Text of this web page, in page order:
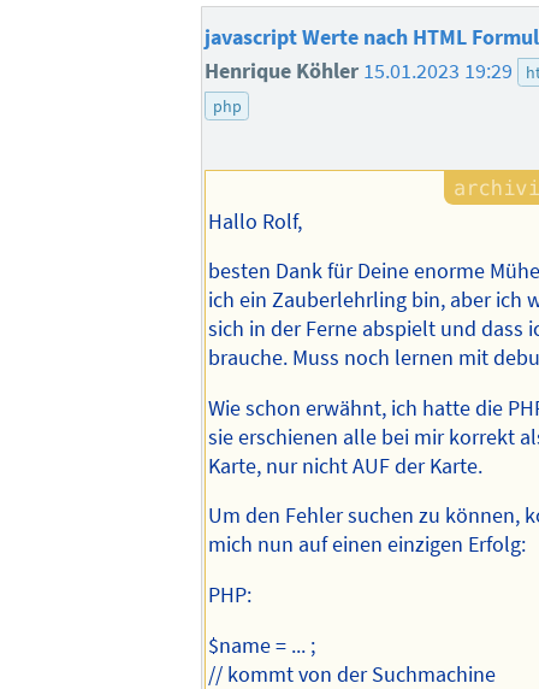
javascript Werte nach HTML
Henrique Köhler 15.01.2023 19:29
php
Hallo Rolf,
besten Dank für Deine enorme
ich ein Zauberlehrling bin, aber ich
sich in der Ferne abspielt und dass
brauche. Muss noch lernen mit
Wie schon erwähnt, ich hatte die
sie erschienen alle bei mir korrekt
Karte, nur nicht AUF der Karte.
Um den Fehler suchen zu können,
mich nun auf einen einzigen Erfolg:
PHP:
$name = ... ;
// kommt von der Suchmachine